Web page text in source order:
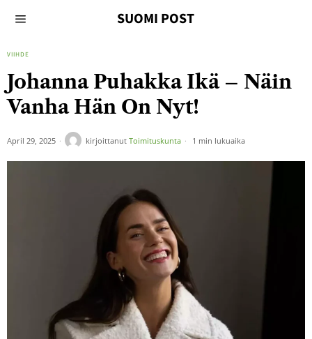
SUOMI POST
VIIHDE
Johanna Puhakka Ikä – Näin
Vanha Hän On Nyt!
April 29, 2025 kirjoittanut Toimituskunta 1 min lukuaika